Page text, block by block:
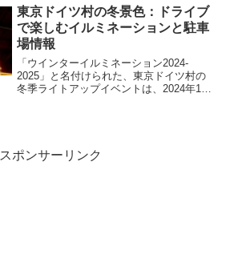
のぼりが青空を彩ります。しかし、ただ
の美観だけでは...
東京ドイツ村の冬景色：ドライブ
で楽しむイルミネーションと駐車
場情報
「ウインターイルミネーション2024-
2025」と名付けられた、東京ドイツ村の
冬季ライトアップイベントは、2024年11
スポンサーリンク